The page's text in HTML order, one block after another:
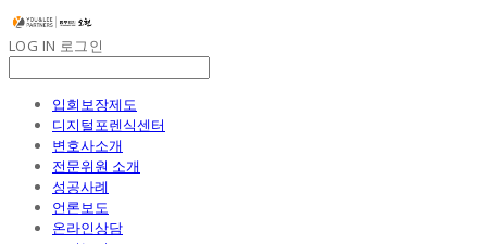
LOG IN 로그인
입회보장제도
디지털포렌식센터
변호사소개
전문위원 소개
성공사례
언론보도
온라인상담